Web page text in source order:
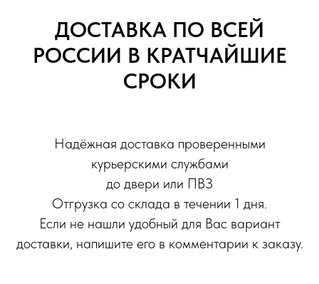
ДОСТАВКА ПО ВСЕЙ
РОССИИ В КРАТЧАЙШИЕ
СРОКИ
Надёжная доставка проверенными
курьерскими службами
до двери или ПВЗ
Отгрузка со склада в течении 1 дня.
Если не нашли удобный для Вас вариант
доставки, напишите его в комментарии к заказу.